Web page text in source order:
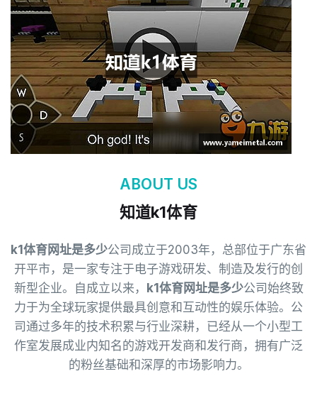
ABOUT US
知道k1体育
k1体育网址是多少公司成立于2003年，总部位于广东省
开平市，是一家专注于电子游戏研发、制造及发行的创
新型企业。自成立以来， k1体育网址是多少公司始终致
力于为全球玩家提供最具创意和互动性的娱乐体验。公
司通过多年的技术积累与行业深耕，已经从一个小型工
作室发展成业内知名的游戏开发商和发行商，拥有广泛
的粉丝基础和深厚的市场影响力。